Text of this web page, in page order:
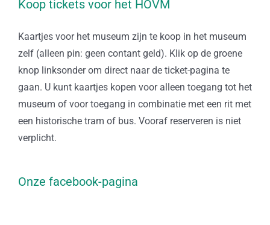
Koop tickets voor het HOVM
Kaartjes voor het museum zijn te koop in het museum
zelf (alleen pin: geen contant geld). Klik op de groene
knop linksonder om direct naar de ticket-pagina te
gaan. U kunt kaartjes kopen voor alleen toegang tot het
museum of voor toegang in combinatie met een rit met
een historische tram of bus. Vooraf reserveren is niet
verplicht.
Onze facebook-pagina